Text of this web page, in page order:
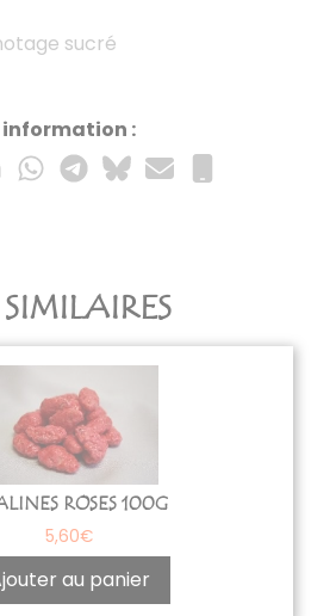
sucré
:
ROSES 100G
5,60€
au panier